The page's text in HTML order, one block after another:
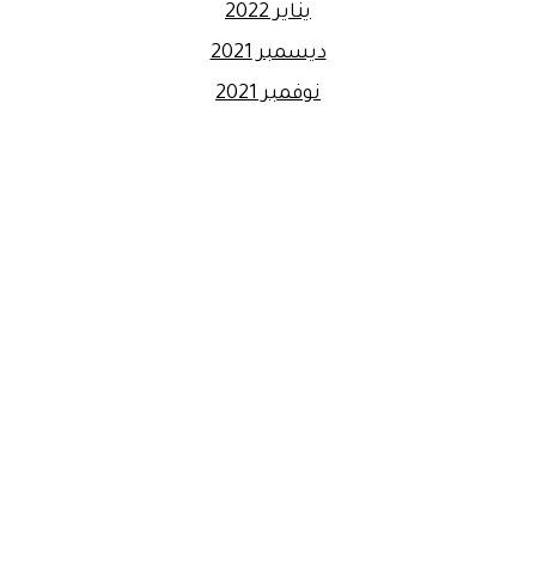
يناير 2022
ديسمبر 2021
نوفمبر 2021